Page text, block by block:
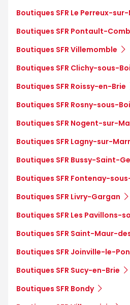
Boutiques SFR Le Perreux-
Boutiques SFR Pontault-
Boutiques SFR Villemomble
Boutiques SFR Clichy-sous-
Boutiques SFR Roissy-en-Brie
Boutiques SFR Rosny-sous-
Boutiques SFR Nogent-sur-
Boutiques SFR Lagny-sur-
Boutiques SFR Bussy-Saint-
Boutiques SFR Fontenay-
Boutiques SFR Livry-Gargan
Boutiques SFR Les Pavillons-
Boutiques SFR Saint-Maur-
Boutiques SFR Joinville-le-
Boutiques SFR Sucy-en-Brie
Boutiques SFR Bondy